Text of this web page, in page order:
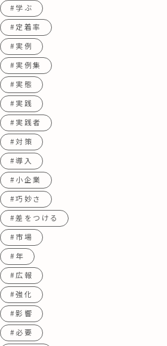
#学ぶ
#定着率
#実例
#実例集
#実態
#実践
#実践者
#対策
#導入
#小企業
#巧妙さ
#差をつける
#市場
#年
#広報
#強化
#影響
#必要